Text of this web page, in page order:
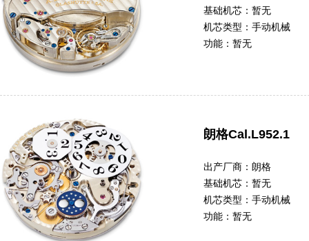
基础机芯： 暂无
机芯类型： 手动机械
功能： 暂无
朗格Cal.L952.1
出产厂商： 朗格
基础机芯： 暂无
机芯类型： 手动机械
功能： 暂无